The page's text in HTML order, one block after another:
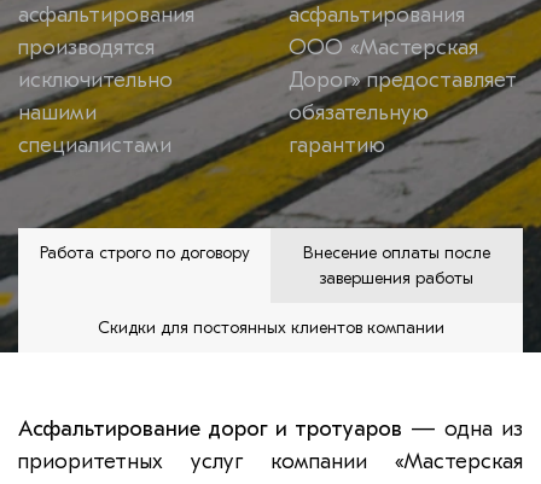
асфальтирования
производятся
исключительно
нашими
специалистами
асфальтирования
ООО «Мастерская
Дорог» предоставляет
обязательную
гарантию
Работа строго по договору
Внесение оплаты после
завершения работы
Скидки для постоянных клиентов компании
Асфальтирование дорог и тротуаров — одна из
приоритетных услуг компании «Мастерская